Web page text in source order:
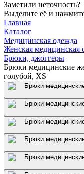
Заметили неточность?
Выделите её и
Главная
Каталог
Медицинская одежда
Женская медицинская
Брюки, джоггеры
Брюки медицинские
голубой, XS